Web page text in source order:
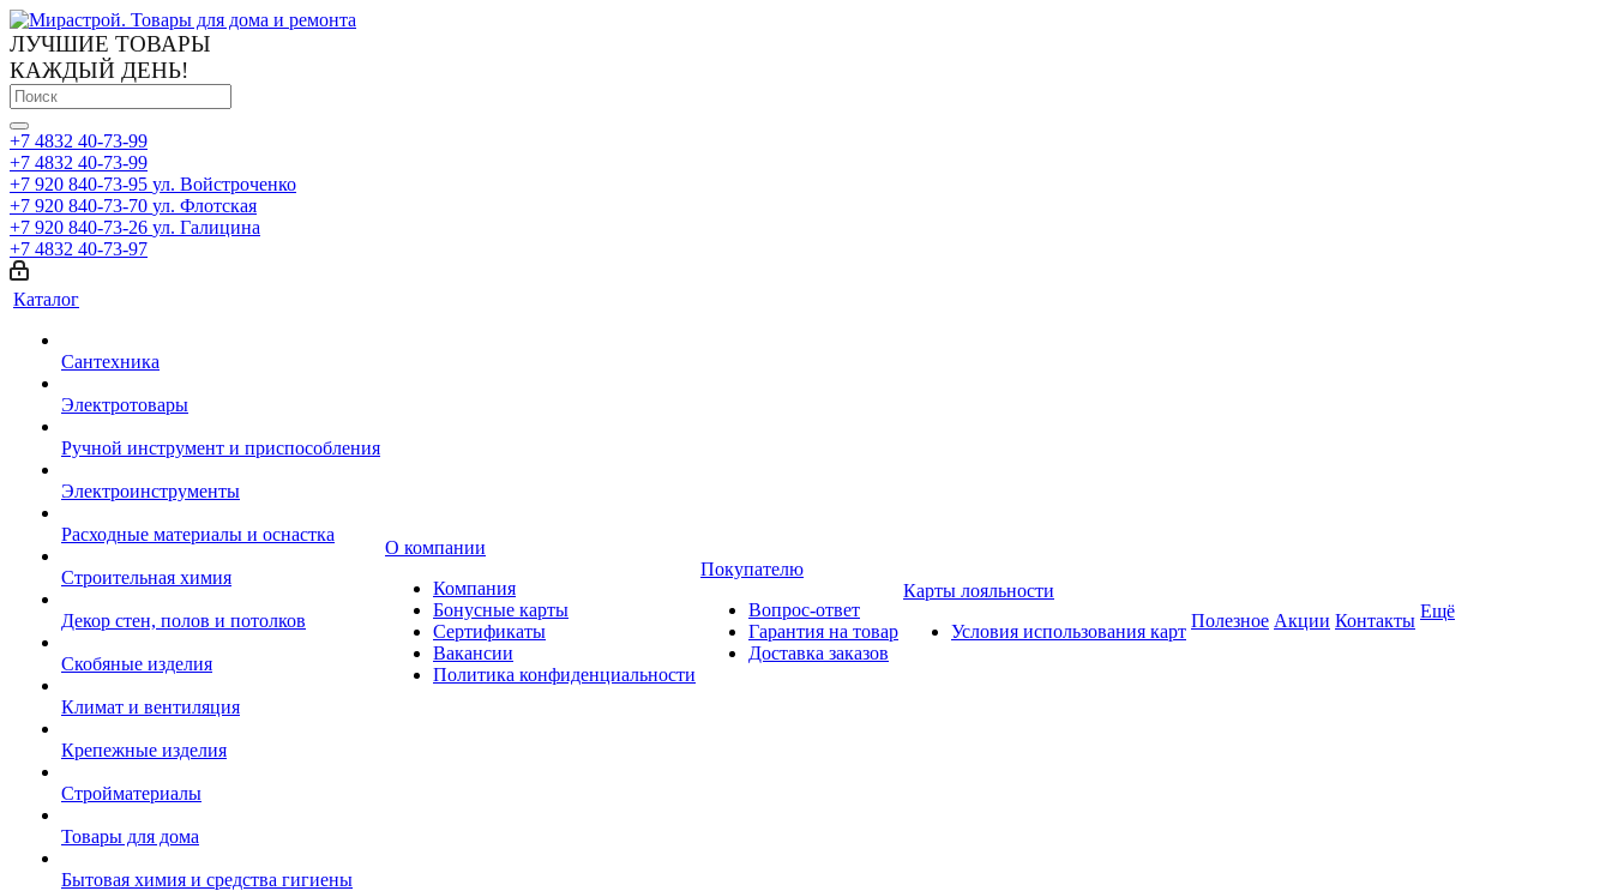
ЛУЧШИЕ ТОВАРЫ
КАЖДЫЙ ДЕНЬ!
+7 4832 40-73-99
+7 4832 40-73-99
+7 920 840-73-95 ул. Войстроченко
+7 920 840-73-70 ул. Флотская
+7 920 840-73-26 ул. Галицина
+7 4832 40-73-97
Каталог
Сантехника
Электротовары
Ручной инструмент и приспособления
Электроинструменты
Расходные материалы и оснастка
Строительная химия
Декор стен, полов и потолков
Скобяные изделия
Климат и вентиляция
Крепежные изделия
Стройматериалы
Товары для дома
Бытовая химия и средства гигиены
О компании
Компания
Бонусные карты
Сертификаты
Вакансии
Политика конфиденциальности
Покупателю
Вопрос-ответ
Гарантия на товар
Доставка заказов
Карты лояльности
Условия использования карт
Полезное Акции Контакты Ещё